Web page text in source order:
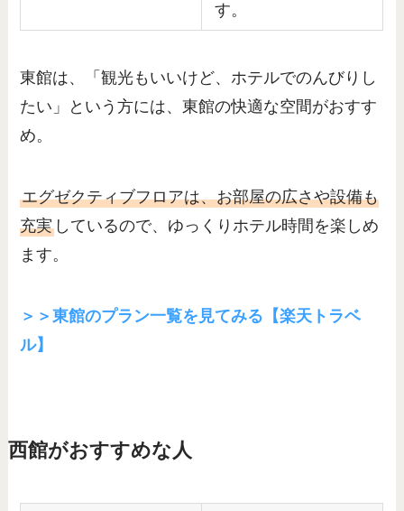
す。
東館は、「観光もいいけど、ホテルでのんびりし
たい」という方には、東館の快適な空間がおすす
め。
エグゼクティブフロアは、お部屋の広さや設備も
充実 しているので、ゆっくりホテル時間を楽しめ
ます。
＞＞東館のプラン一覧を見てみる【楽天トラベ
ル】
西館がおすすめな人